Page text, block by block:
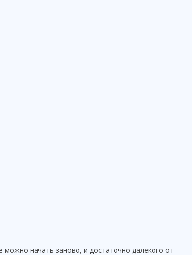
начать заново, и достаточно далёкого от